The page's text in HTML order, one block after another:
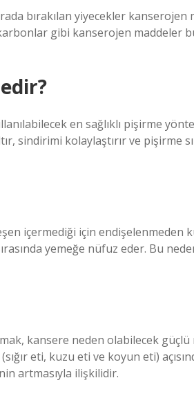
bırakılan yiyecekler kanserojen
gibi kanserojen maddeler
en sağlıklı pişirme
sindirimi kolaylaştırır ve pişirme
içermediği için endişelenmeden
yemeğe nüfuz eder. Bu
kansere neden olabilecek
eti, kuzu eti ve koyun eti)
artmasıyla ilişkilidir.